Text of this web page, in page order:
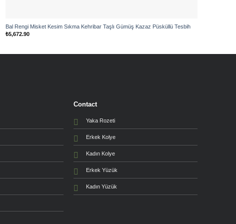
Bal Rengi Misket Kesim Sıkma Kehribar Taşlı Gümüş Kazaz Püsküllü Tesbih
₺5,672.90
Contact
Yaka Rozeti
Erkek Kolye
Kadın Kolye
Erkek Yüzük
Kadın Yüzük